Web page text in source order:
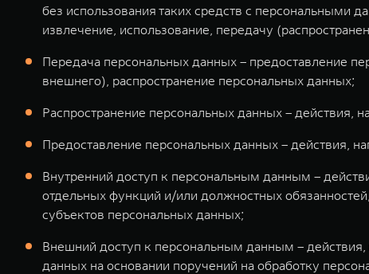
без использования таких средств с персональными
извлечение, использование, передачу
Передача персональных данных – предоставление
внешнего), распространение персональных данных;
Распространение персональных данных – действия,
Предоставление персональных данных – действия,
Внутренний доступ к персональным данным –
отдельных функций и/или должностных
субъектов персональных данных;
Внешний доступ к персональным данным –
данных на основании поручений на обработку